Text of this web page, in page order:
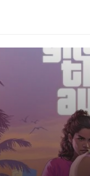
misi mereka
Meksiko. Melalui
dapat
dan layak untuk
semacam
kisi-kisi